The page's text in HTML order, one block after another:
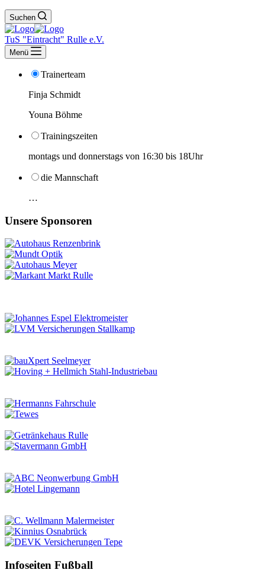
Suchen
TuS "Eintracht" Rulle e.V.
Menü
Trainerteam
Finja Schmidt
Youna Böhme
Trainingszeiten
montags und donnerstags von 16:30 bis 18Uhr
die Mannschaft
…
Unsere Sponsoren
Infoseiten Fußball